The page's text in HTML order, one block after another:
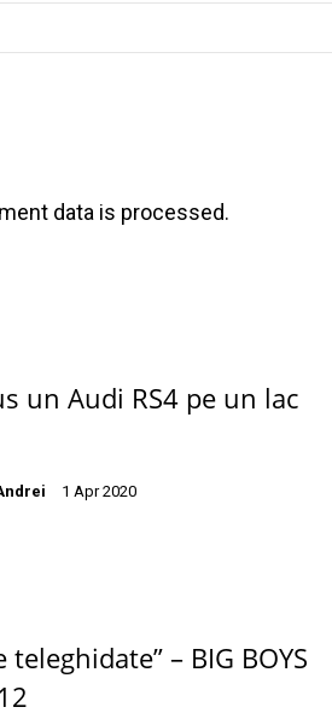
data is processed.
un Audi RS4 pe un lac
1 Apr 2020
– BIG BOYS